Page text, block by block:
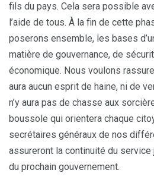
fils du pays. Cela sera possible
l’aide de tous. À la fin de cette
poserons ensemble, les bases
matière de gouvernance, de
économique. Nous voulons
aura aucun esprit de haine, ni de
n’y aura pas de chasse aux
boussole qui orientera chaque
secrétaires généraux de nos
assureront la continuité du service
du prochain gouvernement.